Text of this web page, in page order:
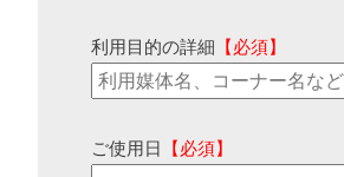
利用目的の詳細 【必須】
ご使用日 【必須】